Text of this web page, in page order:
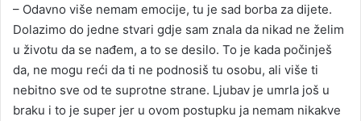
– Odavno više nemam emocije, tu je sad borba za dijete.
Dolazimo do jedne stvari gdje sam znala da nikad ne želim
u životu da se nađem, a to se desilo. To je kada počinješ
da, ne mogu reći da ti ne podnosiš tu osobu, ali više ti
nebitno sve od te suprotne strane. Ljubav je umrla još u
braku i to je super jer u ovom postupku ja nemam nikakve